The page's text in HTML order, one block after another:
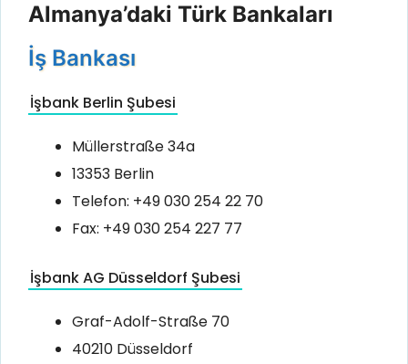
Almanya’daki Türk Bankaları
İş Bankası
İşbank Berlin Şubesi
Müllerstraße 34a
13353 Berlin
Telefon: +49 030 254 22 70
Fax: +49 030 254 227 77
İşbank AG Düsseldorf Şubesi
Graf-Adolf-Straße 70
40210 Düsseldorf